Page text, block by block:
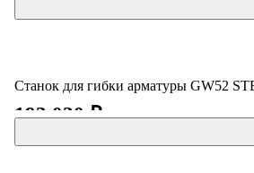
Станок для гибки арматуры GW52
193 030 ₽